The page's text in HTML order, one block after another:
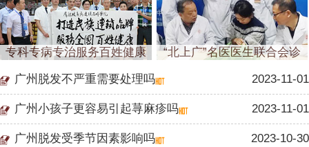
专科专病专治服务百姓健康 “北上广”名医医生联合会诊
广州脱发不严重需要处理吗 2023-11-01
广州小孩子更容易引起荨麻疹吗 2023-11-01
广州脱发受季节因素影响吗 2023-10-30